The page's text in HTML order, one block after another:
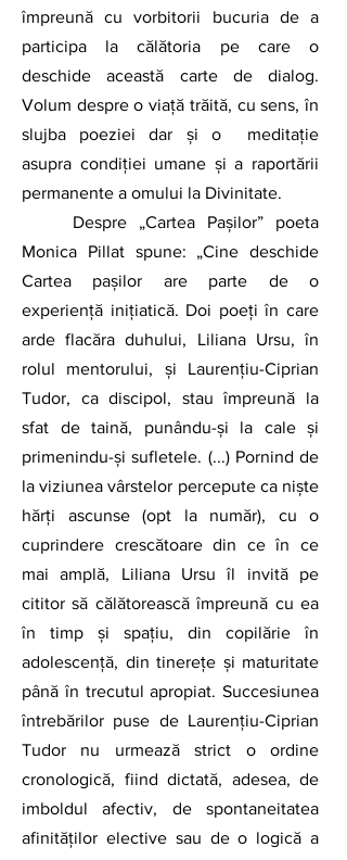
împreună cu vorbitorii bucuria de a
participa la călătoria pe care o
deschide această carte de dialog.
Volum despre o viață trăită, cu sens, în
slujba poeziei dar și o  meditație
asupra condiției umane și a raportării
permanente a omului la Divinitate.
Monica Pillat spune: „Cine deschide
experienţă inițiatică. Doi poeţi în care
arde flacăra duhului, Liliana Ursu, în
rolul mentorului, şi Laurenţiu-Ciprian
Tudor, ca discipol, stau împreună la
sfat de taină, punându-și la cale şi
primenindu-și sufletele. (...) Pornind de
la viziunea vârstelor percepute ca nişte
hărţi ascunse (opt la număr), cu o
cuprindere crescătoare din ce în ce
mai amplă, Liliana Ursu îl invită pe
cititor să călătorească împreună cu ea
în timp şi spaţiu, din copilărie în
adolescenţă, din tinereţe şi maturitate
până în trecutul apropiat. Succesiunea
întrebărilor puse de Laurenţiu-Ciprian
Tudor nu urmează strict o ordine
cronologică, fiind dictată, adesea, de
imboldul afectiv, de spontaneitatea
afinităţilor elective sau de o logică a